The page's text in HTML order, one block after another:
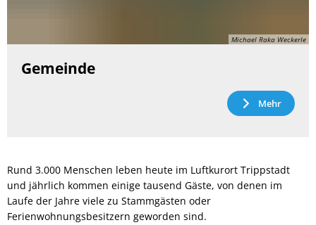
Michael Raka Weckerle
Gemeinde
Mehr
Rund 3.000 Menschen leben heute im Luftkurort Trippstadt
und jährlich kommen einige tausend Gäste, von denen im
Laufe der Jahre viele zu Stammgästen oder
Ferienwohnungsbesitzern geworden sind.